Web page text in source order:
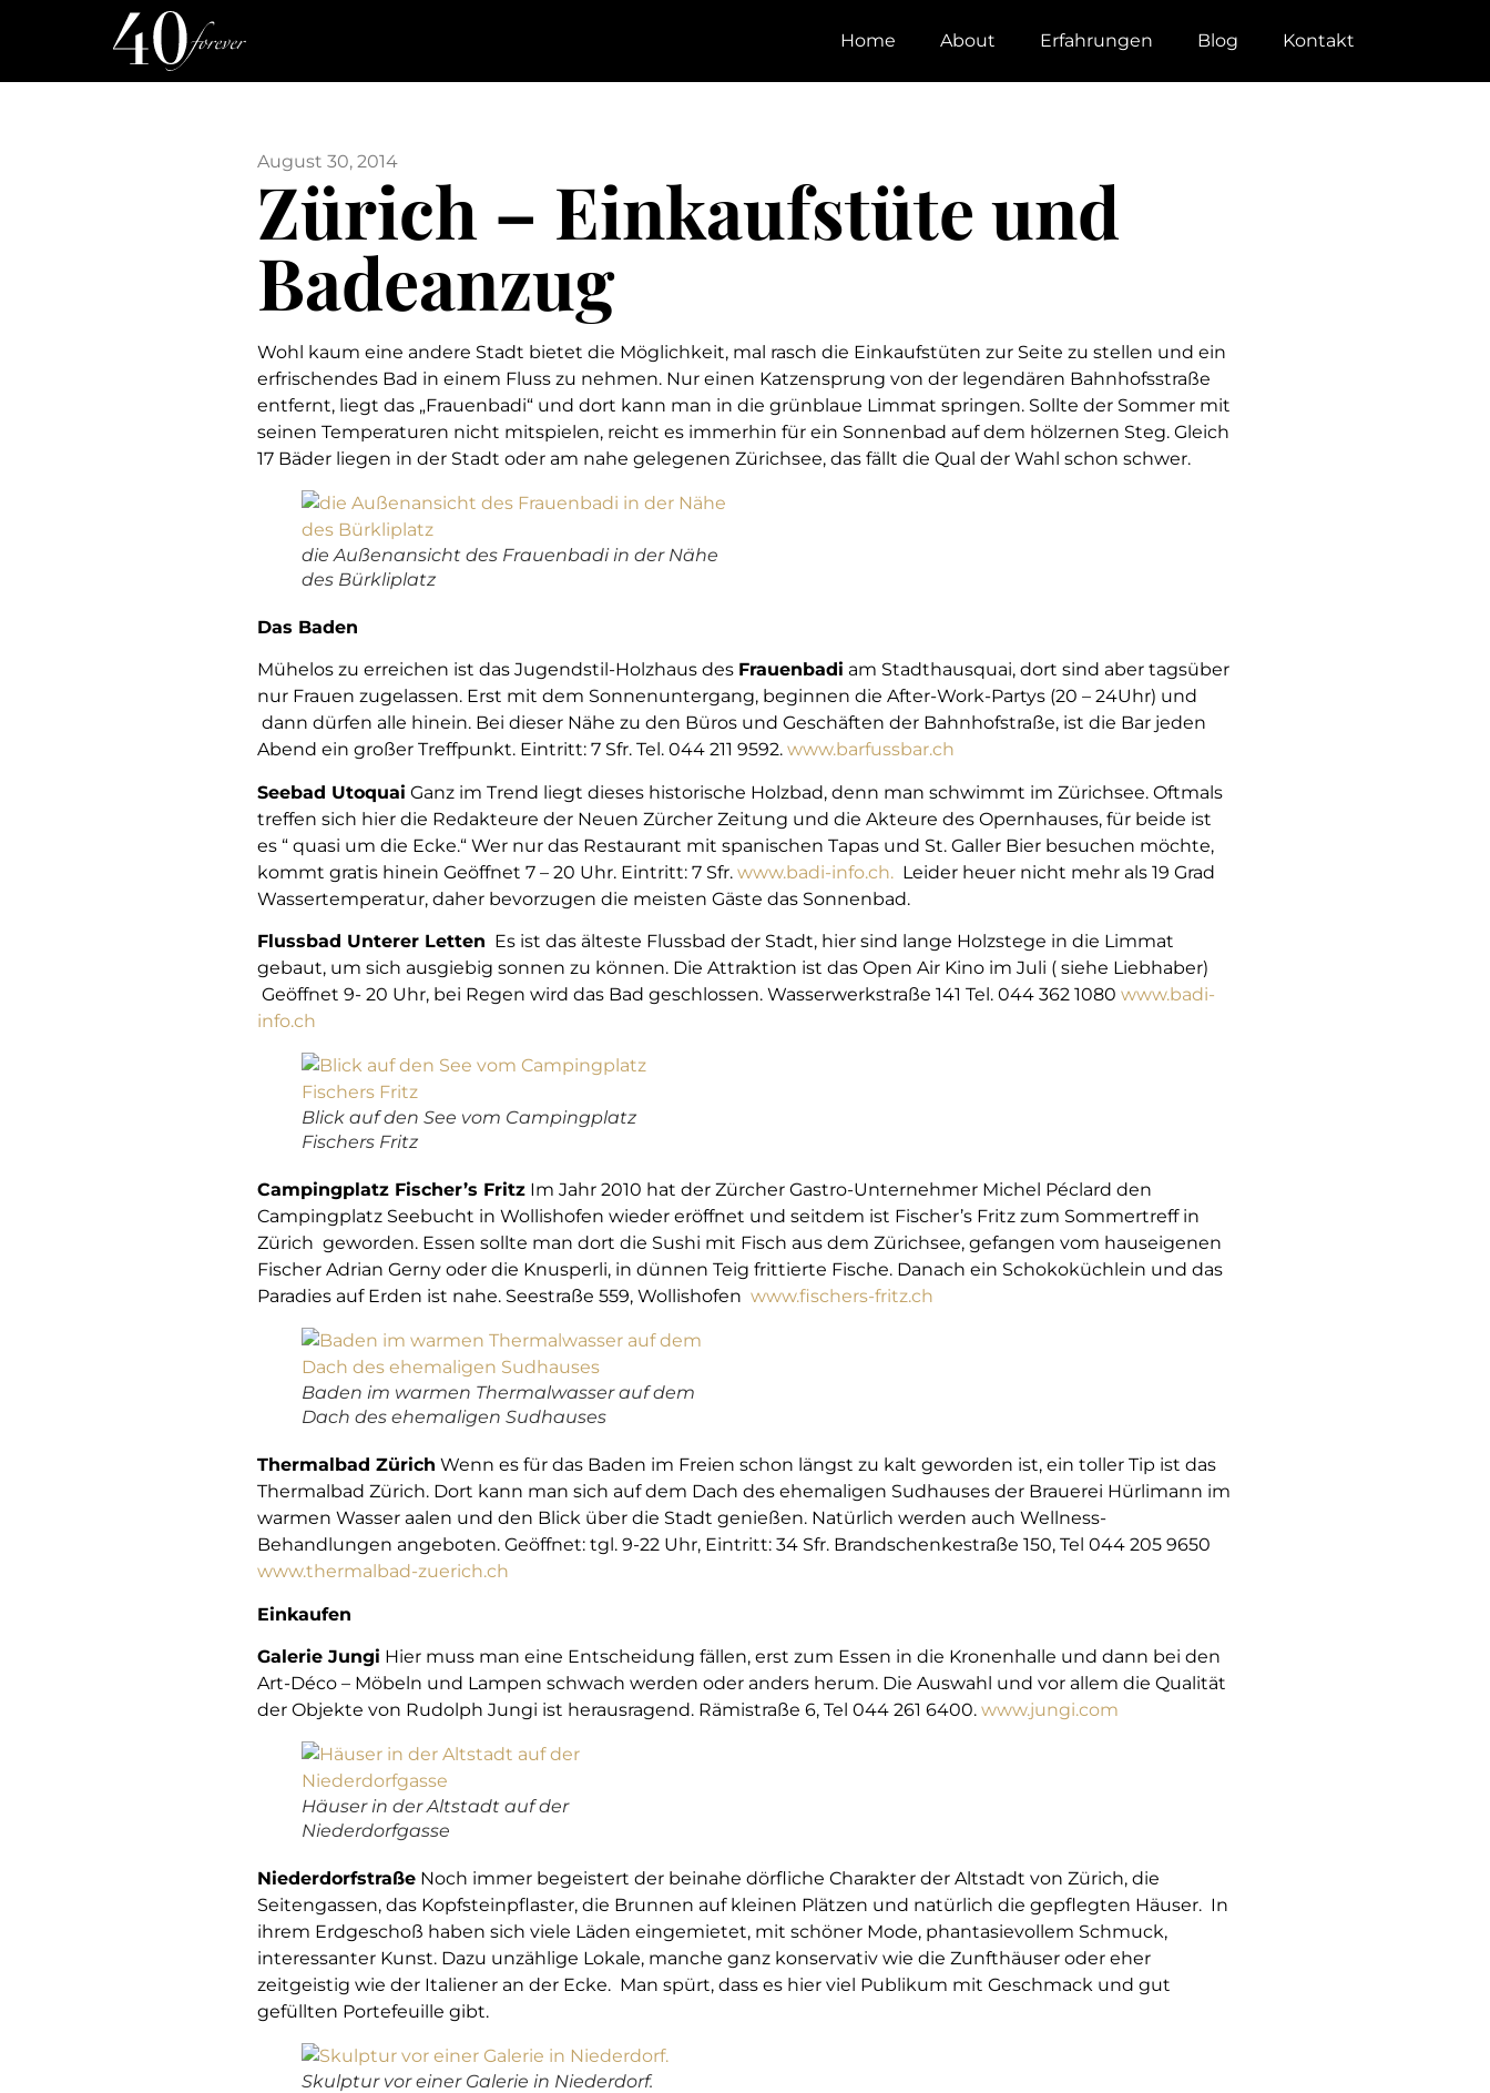
Home About Erfahrungen Blog Kontakt
August 30, 2014
Zürich – Einkaufstüte und
Badeanzug
Wohl kaum eine andere Stadt bietet die Möglichkeit, mal rasch die Einkaufstüten zur Seite zu stellen und ein
erfrischendes Bad in einem Fluss zu nehmen. Nur einen Katzensprung von der legendären Bahnhofsstraße
entfernt, liegt das „Frauenbadi“ und dort kann man in die grünblaue Limmat springen. Sollte der Sommer mit
seinen Temperaturen nicht mitspielen, reicht es immerhin für ein Sonnenbad auf dem hölzernen Steg. Gleich
17 Bäder liegen in der Stadt oder am nahe gelegenen Zürichsee, das fällt die Qual der Wahl schon schwer.
die Außenansicht des Frauenbadi in der Nähe
des Bürkliplatz
Das Baden
Mühelos zu erreichen ist das Jugendstil-Holzhaus des Frauenbadi am Stadthausquai, dort sind aber tagsüber
nur Frauen zugelassen. Erst mit dem Sonnenuntergang, beginnen die After-Work-Partys (20 – 24Uhr) und
dann dürfen alle hinein. Bei dieser Nähe zu den Büros und Geschäften der Bahnhofstraße, ist die Bar jeden
Abend ein großer Treffpunkt. Eintritt: 7 Sfr. Tel. 044 211 9592. www.barfussbar.ch
Seebad Utoquai Ganz im Trend liegt dieses historische Holzbad, denn man schwimmt im Zürichsee. Oftmals
treffen sich hier die Redakteure der Neuen Zürcher Zeitung und die Akteure des Opernhauses, für beide ist
es “ quasi um die Ecke.“ Wer nur das Restaurant mit spanischen Tapas und St. Galler Bier besuchen möchte,
kommt gratis hinein Geöffnet 7 – 20 Uhr. Eintritt: 7 Sfr. www.badi-info.ch. Leider heuer nicht mehr als 19 Grad
Wassertemperatur, daher bevorzugen die meisten Gäste das Sonnenbad.
Flussbad Unterer Letten Es ist das älteste Flussbad der Stadt, hier sind lange Holzstege in die Limmat
gebaut, um sich ausgiebig sonnen zu können. Die Attraktion ist das Open Air Kino im Juli ( siehe Liebhaber)
Geöffnet 9- 20 Uhr, bei Regen wird das Bad geschlossen. Wasserwerkstraße 141 Tel. 044 362 1080 www.badi-
info.ch
Blick auf den See vom Campingplatz
Fischers Fritz
Campingplatz Fischer’s Fritz Im Jahr 2010 hat der Zürcher Gastro-Unternehmer Michel Péclard den
Campingplatz Seebucht in Wollishofen wieder eröffnet und seitdem ist Fischer’s Fritz zum Sommertreff in
Zürich geworden. Essen sollte man dort die Sushi mit Fisch aus dem Zürichsee, gefangen vom hauseigenen
Fischer Adrian Gerny oder die Knusperli, in dünnen Teig frittierte Fische. Danach ein Schokoküchlein und das
Paradies auf Erden ist nahe. Seestraße 559, Wollishofen www.fischers-fritz.ch
Baden im warmen Thermalwasser auf dem
Dach des ehemaligen Sudhauses
Thermalbad Zürich Wenn es für das Baden im Freien schon längst zu kalt geworden ist, ein toller Tip ist das
Thermalbad Zürich. Dort kann man sich auf dem Dach des ehemaligen Sudhauses der Brauerei Hürlimann im
warmen Wasser aalen und den Blick über die Stadt genießen. Natürlich werden auch Wellness-
Behandlungen angeboten. Geöffnet: tgl. 9-22 Uhr, Eintritt: 34 Sfr. Brandschenkestraße 150, Tel 044 205 9650
www.thermalbad-zuerich.ch
Einkaufen
Galerie Jungi Hier muss man eine Entscheidung fällen, erst zum Essen in die Kronenhalle und dann bei den
Art-Déco – Möbeln und Lampen schwach werden oder anders herum. Die Auswahl und vor allem die Qualität
der Objekte von Rudolph Jungi ist herausragend. Rämistraße 6, Tel 044 261 6400. www.jungi.com
Häuser in der Altstadt auf der
Niederdorfgasse
Niederdorfstraße Noch immer begeistert der beinahe dörfliche Charakter der Altstadt von Zürich, die
Seitengassen, das Kopfsteinpflaster, die Brunnen auf kleinen Plätzen und natürlich die gepflegten Häuser. In
ihrem Erdgeschoß haben sich viele Läden eingemietet, mit schöner Mode, phantasievollem Schmuck,
interessanter Kunst. Dazu unzählige Lokale, manche ganz konservativ wie die Zunfthäuser oder eher
zeitgeistig wie der Italiener an der Ecke. Man spürt, dass es hier viel Publikum mit Geschmack und gut
gefüllten Portefeuille gibt.
Skulptur vor einer Galerie in Niederdorf.